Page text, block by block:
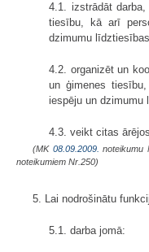
4.1. izstrādāt
tiesību, kā arī
dzimumu
4.2. organizēt un
un ģimenes
iespēju un
4.3. veikt citas
(MK 08.09.2009. noteikumu
noteikumiem Nr.250)
5. Lai nodrošinātu
5.1. darba jomā: